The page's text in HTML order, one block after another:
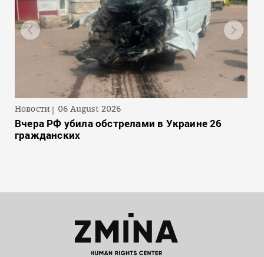
Новости 06 August 2026
Вчера РФ убила обстрелами в Украине 26
гражданских